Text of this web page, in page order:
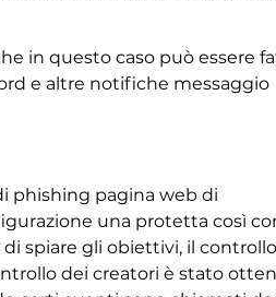
in questo caso può essere
e altre notifiche messaggio
phishing pagina web di
una protetta così
spiare gli obiettivi, il controllo
dei creatori è stato